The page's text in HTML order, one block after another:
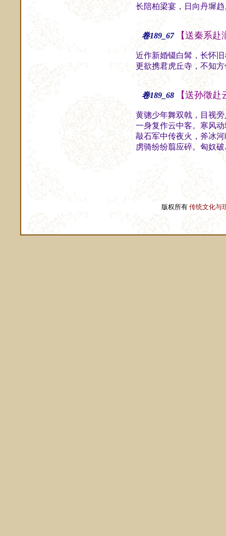
长陪柏梁宴，日向丹墀
卷189_67 【送秦系赴
近作新婚镊白髯，长怀
更欲携君虎丘寺，不知
卷189_68 【送孙徵赴
黄骢少年舞双戟，目视
一身复作云中客。寒风
敲石军中传夜火，斧冰
虏骑纷纷翦应碎。匈奴
版权所有 传统文化与